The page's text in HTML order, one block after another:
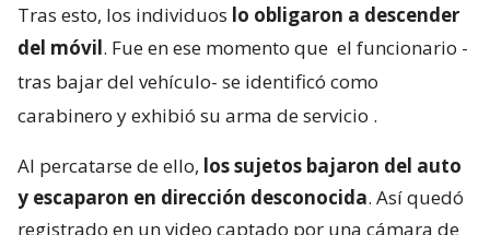
Tras esto, los individuos lo obligaron a descender
del móvil. Fue en ese momento que el funcionario -
tras bajar del vehículo- se identificó como
carabinero y exhibió su arma de servicio .
Al percatarse de ello, los sujetos bajaron del auto
y escaparon en dirección desconocida. Así quedó
registrado en un video captado por una cámara de